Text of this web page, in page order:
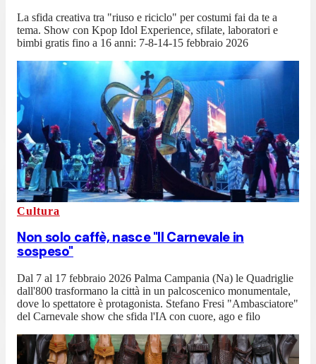
La sfida creativa tra "riuso e riciclo" per costumi fai da te a
tema. Show con Kpop Idol Experience, sfilate, laboratori e
bimbi gratis fino a 16 anni: 7-8-14-15 febbraio 2026
Cultura
Non solo caffè, nasce "Il Carnevale in
sospeso"
Dal 7 al 17 febbraio 2026 Palma Campania (Na) le Quadriglie
dall'800 trasformano la città in un palcoscenico monumentale,
dove lo spettatore è protagonista. Stefano Fresi "Ambasciatore"
del Carnevale show che sfida l'IA con cuore, ago e filo